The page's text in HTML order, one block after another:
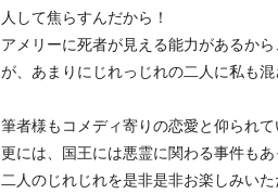
人して焦らすんだから！
アメリーに死者が見える能力があるか
が、あまりにじれっじれの二人に私も
筆者様もコメディ寄りの恋愛と仰られ
更には、国王には悪霊に関わる事件もあ
二人のじれじれを是非是非お楽しみいた